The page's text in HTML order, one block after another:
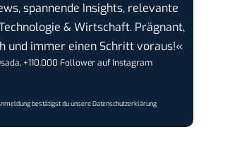
spannende Insights, relevante
& Wirtschaft. Prägnant,
und immer einen Schritt voraus!«
+110.000 Follower auf Instagram
bestätigst du unsereDatenschutzerklärung